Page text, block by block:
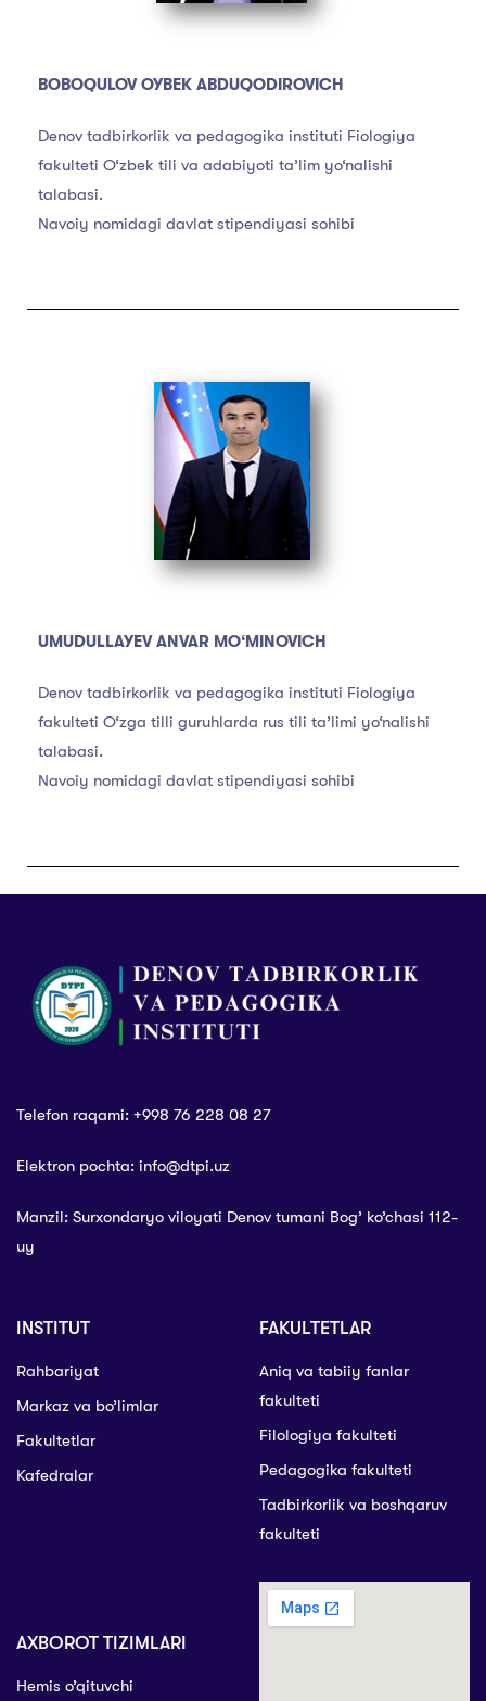
BOBOQULOV OYBEK ABDUQODIROVICH
Denov tadbirkorlik va pedagogika instituti Fiologiya
fakulteti O‘zbek tili va adabiyoti ta’lim yo‘nalishi
talabasi.
Navoiy nomidagi davlat stipendiyasi sohibi
UMUDULLAYEV ANVAR MO‘MINOVICH
Denov tadbirkorlik va pedagogika instituti Fiologiya
fakulteti O‘zga tilli guruhlarda rus tili ta’limi yo‘nalishi
talabasi.
Navoiy nomidagi davlat stipendiyasi sohibi
Telefon raqami: +998 76 228 08 27
Elektron pochta: info@dtpi.uz
Manzil: Surxondaryo viloyati Denov tumani Bog’ ko’chasi 112-
uy
INSTITUT
Rahbariyat
Markaz va bo’limlar
Fakultetlar
Kafedralar
FAKULTETLAR
Aniq va tabiiy fanlar
fakulteti
Filologiya fakulteti
Pedagogika fakulteti
Tadbirkorlik va boshqaruv
fakulteti
AXBOROT TIZIMLARI
Hemis o’qituvchi